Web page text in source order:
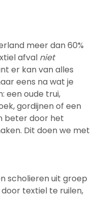
meer dan 60%
afval niet
er kan van alles
eens na wat je
een oude trui,
gordijnen of een
beter door het
Dit doen we met
scholieren uit groep
textiel te ruilen,